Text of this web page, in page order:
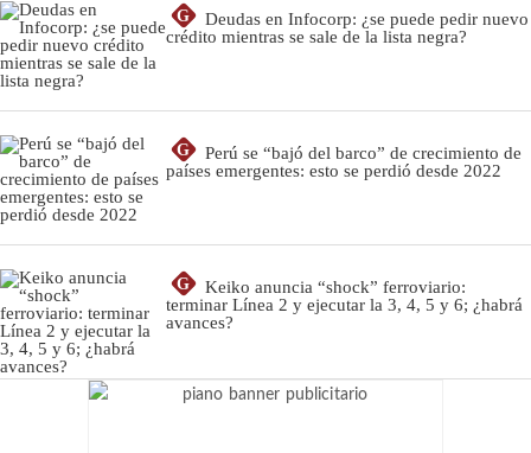
G
Deudas en Infocorp: ¿se puede pedir nuevo
crédito mientras se sale de la lista negra?
G
Perú se “bajó del barco” de crecimiento de
países emergentes: esto se perdió desde 2022
G
Keiko anuncia “shock” ferroviario:
terminar Línea 2 y ejecutar la 3, 4, 5 y 6; ¿habrá
avances?